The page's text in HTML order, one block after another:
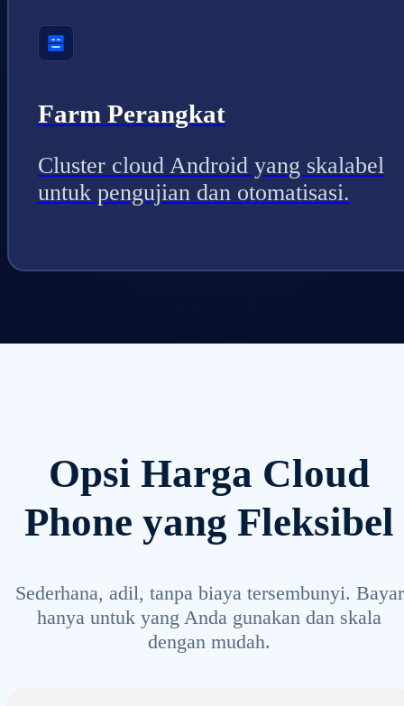
Farm Perangkat
Cluster cloud Android yang skalabel
untuk pengujian dan otomatisasi.
Opsi Harga Cloud
Phone yang Fleksibel
Sederhana, adil, tanpa biaya tersembunyi. Bayar
hanya untuk yang Anda gunakan dan skala
dengan mudah.